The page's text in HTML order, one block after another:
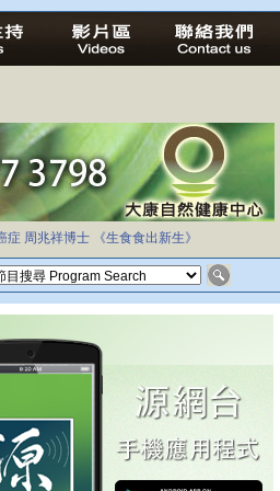
症 周兆祥博士 《生食食出新生》